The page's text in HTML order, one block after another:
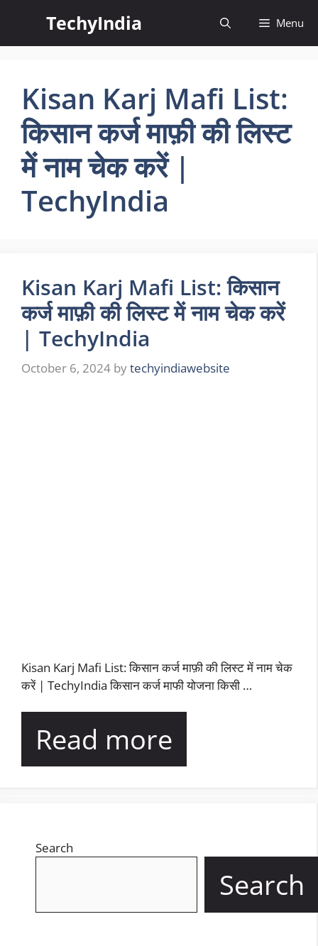
content
TechyIndia Menu
Kisan Karj Mafi List:
किसान कर्ज माफ़ी की लिस्ट
में नाम चेक करें |
TechyIndia
Kisan Karj Mafi List: किसान
कर्ज माफ़ी की लिस्ट में नाम चेक करें
| TechyIndia
October 6, 2024 bytechyindiawebsite
Kisan Karj Mafi List: किसान कर्ज माफ़ी की लिस्ट में नाम चेक
करें | TechyIndia किसान कर्ज माफी योजना किसी …
Read more
Search
Search